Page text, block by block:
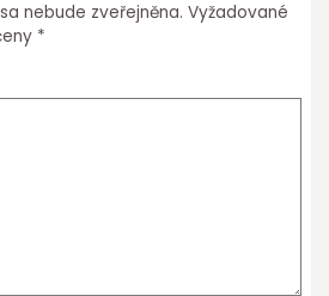
nebude zveřejněna. Vyžadované
*